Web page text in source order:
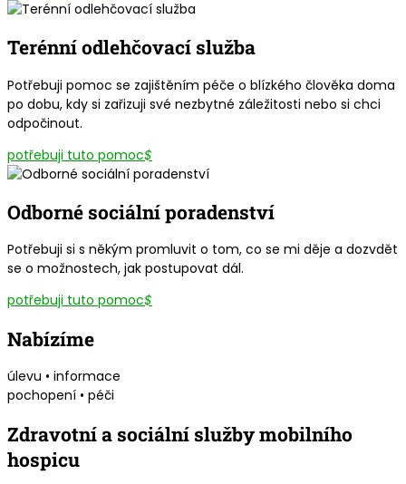
Terénní odlehčovací služba
Potřebuji pomoc se zajištěním péče o blízkého člověka doma
po dobu, kdy si zařizuji své nezbytné záležitosti nebo si chci
odpočinout.
potřebuji tuto pomoc$
Odborné sociální poradenství
Potřebuji si s někým promluvit o tom, co se mi děje a dozvdět
se o možnostech, jak postupovat dál.
potřebuji tuto pomoc$
Nabízíme
úlevu • informace
pochopení • péči
Zdravotní a sociální služby mobilního
hospicu